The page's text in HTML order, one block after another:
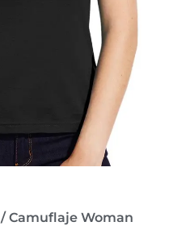
/ Camuflaje Woman